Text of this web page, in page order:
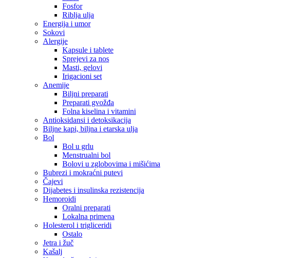
Fosfor
Riblja ulja
Energija i umor
Sokovi
Alergije
Kapsule i tablete
Sprejevi za nos
Masti, gelovi
Irigacioni set
Anemije
Biljni preparati
Preparati gvožđa
Folna kiselina i vitamini
Antioksidansi i detoksikacija
Biljne kapi, biljna i etarska ulja
Bol
Bol u grlu
Menstrualni bol
Bolovi u zglobovima i mišićima
Bubrezi i mokraćni putevi
Čajevi
Dijabetes i insulinska rezistencija
Hemoroidi
Oralni preparati
Lokalna primena
Holesterol i trigliceridi
Ostalo
Jetra i žuč
Kašalj